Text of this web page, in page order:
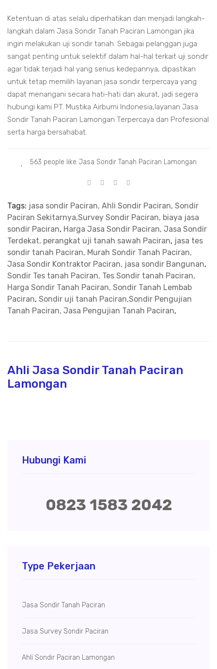
Ketentuan di atas selalu diperhatikan dan menjadi langkah-
langkah dalam Jasa Sondir Tanah Paciran Lamongan jika
ingin melakukan uji sondir tanah. Sebagai pelanggan juga
sangat penting untuk selektif dalam hal-hal terkait uji sondir
agar tidak terjadi hal yang serius kedepannya, dipastikan
untuk tetap memilih layanan jasa sondir terpercaya yang
dapat menangani secara hati-hati dan akurat, jadi segera
hubungi kami PT. Mustika Airbumi Indonesia,layanan Jasa
Sondir Tanah Paciran Lamongan Terpercaya dan Profesional
serta harga bersahabat.
563 people like Jasa Sondir Tanah Paciran Lamongan
Tags: jasa sondir Paciran, Ahli Sondir Paciran, Sondir
Paciran Sekitarnya,Survey Sondir Paciran, biaya jasa
sondir Paciran, Harga Jasa Sondir Paciran, Jasa Sondir
Terdekat, perangkat uji tanah sawah Paciran, jasa tes
sondir tanah Paciran, Murah Sondir Tanah Paciran,
Jasa Sondir Kontraktor Paciran, jasa sondir Bangunan,
Sondir Tes tanah Paciran, Tes Sondir tanah Paciran,
Harga Sondir Tanah Paciran, Sondir Tanah Lembab
Paciran, Sondir uji tanah Paciran,Sondir Pengujian
Tanah Paciran, Jasa Pengujian Tanah Paciran,
Ahli Jasa Sondir Tanah Paciran
Lamongan
Hubungi Kami
0823 1583 2042
Type Pekerjaan
Jasa Sondir Tanah Paciran
Jasa Survey Sondir Paciran
Ahli Sondir Paciran Lamongan